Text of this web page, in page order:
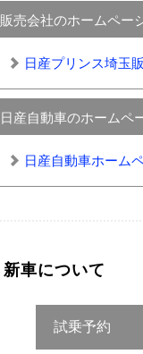
販売会社のホームペー
日産プリンス埼玉
日産自動車のホームペ
日産自動車ホーム
新車について
試乗予約